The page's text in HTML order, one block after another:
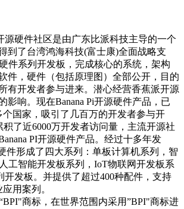
源硬件社区是由广东比派科技主导的一个
到了台湾鸿海科技(富士康)全面战略支
件系列开发板，完成核心的系统，架构
件，硬件（包括原理图）全部公开，目的
有开发者参与进来。潜心经营香蕉派开源
影响。现在Banana Pi开源硬件产品，已
个国家，吸引了几百万的开发者参与开
了近6000万开发者访问量，主流开源社
PI开源硬件产品。经过十多年发
件形成了四大系列：单板计算机系列，智
工智能开发板系列，IoT物联网开发板系
开发板。并提供了超过400种配件，支持
用案列。
商标，在世界范围内采用”BPI"商标进